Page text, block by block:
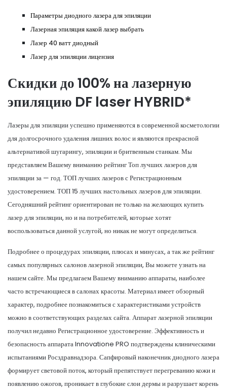
Параметры диодного лазера для эпиляции
Лазерная эпиляция какой лазер выбрать
Лазер 40 ватт диодный
Лазер для эпиляции лицензия
Скидки до 100% на лазерную
эпиляцию DF laser HYBRID*
Лазеры для эпиляции успешно применяются в современной косметологии
для долгосрочного удаления лишних волос и являются прекрасной
альтернативой шугарингу, эпиляции и бритвенным станкам. Мы
представляем Вашему вниманию рейтинг Топ лучших лазеров для
эпиляции за — год. ТОП лучших лазеров с Регистрационным
удостоверением. ТОП 15 лучших настольных лазеров для эпиляции.
Сегодняшний рейтинг ориентирован не только на желающих купить
лазер для эпиляции, но и на потребителей, которые хотят
воспользоваться данной услугой, но никак не могут определиться.
Подробнее о процедурах эпиляции, плюсах и минусах, а так же рейтинг
самых популярных салонов лазерной эпиляции, Вы можете узнать на
нашем сайте. Мы предлагаем Вашему вниманию аппараты, наиболее
часто встречающиеся в салонах красоты. Материал имеет обзорный
характер, подробнее познакомиться с характеристиками устройств
можно в соответствующих разделах сайта. Аппарат лазерной эпиляции
получил недавно Регистрационное удостоверение. Эффективность и
безопасность аппарата Innovatione PRO подтверждены клиническими
испытаниями Росздравнадзора. Сапфировый наконечник диодного лазера
формирует световой поток, который препятствует перегреванию кожи и
появлению ожогов, проникает в глубокие слои дермы и разрушает корень